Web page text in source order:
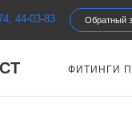
44-03-83 Обратный
ФИТИНГИ